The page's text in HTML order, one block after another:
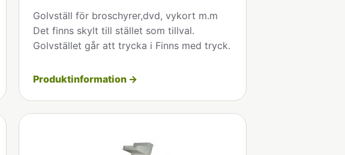
Golvställ för broschyrer,dvd, vykort m.m
Det finns skylt till stället som tillval.
Golvstället går att trycka i Finns med tryck.
Produktinformation →